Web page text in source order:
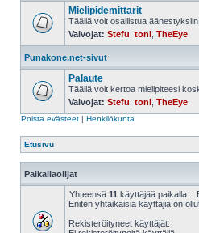
Mielipidemittarit
Täällä voit osallistua
Valvojat: Stefu toni TheEye
Punakone.net-sivut
Palaute
Täällä voit kertoa mielipiteesi
Valvojat: Stefu toni TheEye
Poista evästeet | Henkilökunta
Etusivu
Paikallaolijat
Yhteensä 11 käyttäjää paikalla ::
Eniten yhtaikaisia käyttäjiä on
Rekisteröityneet käyttäjät: